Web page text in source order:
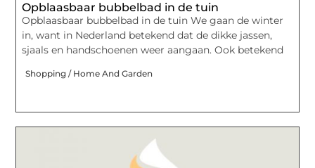
Opblaasbaar bubbelbad in de tuin
Opblaasbaar bubbelbad in de tuin We gaan de winter
in, want in Nederland betekend dat de dikke jassen,
sjaals en handschoenen weer aangaan. Ook betekend
Shopping / Home And Garden